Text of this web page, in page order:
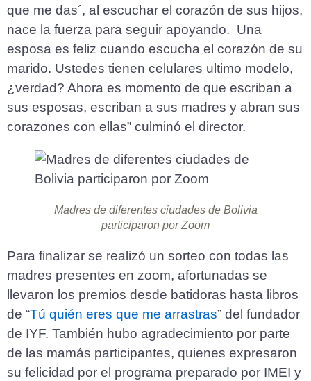
que me das´, al escuchar el corazón de sus hijos,
nace la fuerza para seguir apoyando. Una
esposa es feliz cuando escucha el corazón de su
marido. Ustedes tienen celulares ultimo modelo,
¿verdad? Ahora es momento de que escriban a
sus esposas, escriban a sus madres y abran sus
corazones con ellas” culminó el director.
Madres de diferentes ciudades de Bolivia
participaron por Zoom
Para finalizar se realizó un sorteo con todas las
madres presentes en zoom, afortunadas se
llevaron los premios desde batidoras hasta libros
de “Tú quién eres que me arrastras” del fundador
de IYF. También hubo agradecimiento por parte
de las mamás participantes, quienes expresaron
su felicidad por el programa preparado por IMEI y